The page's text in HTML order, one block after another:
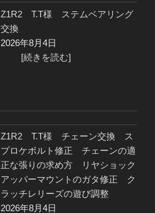
Z1R2 T.T様 ステムベアリング
交換
2026年8月4日
[続きを読む]
Z1R2 T.T様 チェーン交換 ス
プロケボルト修正 チェーンの適
正な張りの求め方 リヤショック
アッパーマウントのガタ修正 ク
ラッチレリーズの遊び調整
2026年8月4日